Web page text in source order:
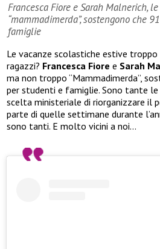
Francesca Fiore e Sarah Malnerich,
“mammadimerda”, sostengono che
famiglie
Le vacanze scolastiche estive
ragazzi? Francesca Fiore e Sarah
ma non troppo “Mammadimerda”,
per studenti e famiglie. Sono tante
scelta ministeriale di riorganizzare il
parte di quelle settimane durante
sono tanti. E molto vicini a noi…